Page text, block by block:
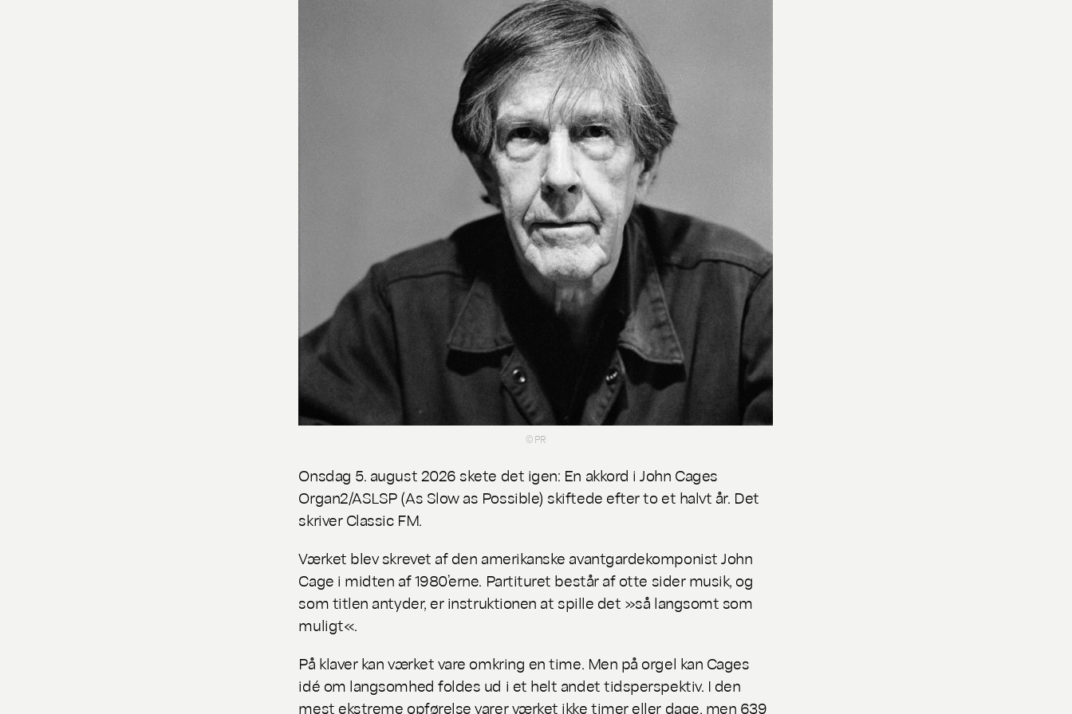
© PR
Onsdag 5. august 2026 skete det igen: En akkord i John Cages
Organ2/ASLSP(As Slow as Possible) skiftede efter to et halvt år. Det
skriver Classic FM.
Værket blev skrevet af den amerikanske avantgardekomponist John
Cage i midten af 1980’erne. Partituret består af otte sider musik, og
som titlen antyder, er instruktionen at spille det »så langsomt som
muligt«.
På klaver kan værket vare omkring en time. Men på orgel kan Cages
idé om langsomhed foldes ud i et helt andet tidsperspektiv. I den
mest ekstreme opførelse varer værket ikke timer eller dage, men 639